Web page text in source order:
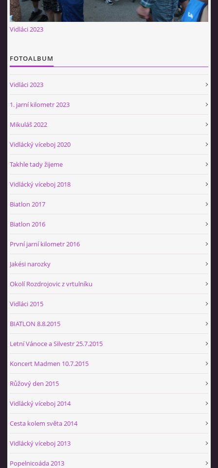
Vidláci 2023
FOTOALBUM
Vidláci 2023
1. jarní kilometr 2023
Mikuláš 2022
Vidlácký víceboj 2020
Takhle tady žijeme
Vidlácký víceboj 2018
Biatlon 2017
Biatlon 2016
První jarní kilometr 2016
Jakési narozky
Okolí Rozdrojovic z vrtulníku
Vidláci 2015
BIATLON 8.8.2015
Letní Vánoce a Silvestr 25.7.2015
Koncert Madmen 10.7.2015
Růžový den 2015
Vidlácký víceboj 2014
Cesta kolem světa 2014
Vidlácký víceboj 2013
Popelnicoáda 2013